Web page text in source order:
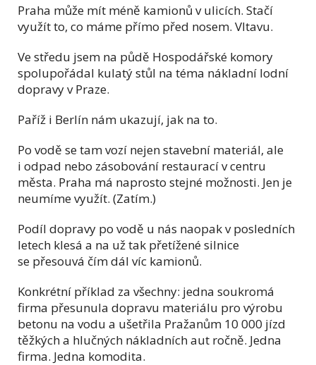
Praha může mít méně kamionů v ulicích. Stačí
využít to, co máme přímo před nosem. Vltavu.
Ve středu jsem na půdě Hospodářské komory
spolupořádal kulatý stůl na téma nákladní lodní
dopravy v Praze.
Paříž i Berlín nám ukazují, jak na to.
Po vodě se tam vozí nejen stavební materiál, ale
i odpad nebo zásobování restaurací v centru
města. Praha má naprosto stejné možnosti. Jen je
neumíme využít. (Zatím.)
Podíl dopravy po vodě u nás naopak v posledních
letech klesá a na už tak přetížené silnice
se přesouvá čím dál víc kamionů.
Konkrétní příklad za všechny: jedna soukromá
firma přesunula dopravu materiálu pro výrobu
betonu na vodu a ušetřila Pražanům 10 000 jízd
těžkých a hlučných nákladních aut ročně. Jedna
firma. Jedna komodita.